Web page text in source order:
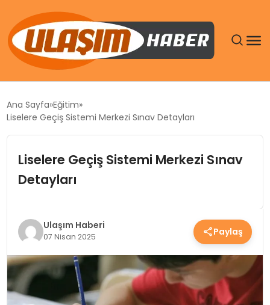
DÜNYA
EKONOMI
SPOR
TEKNOLOJI
SAĞLIK
Ana Sayfa Eğitim
Liselere Geçiş Sistemi Merkezi Sınav Detayları
Liselere Geçiş Sistemi Merkezi Sınav
Detayları
Ulaşım Haberi
07 Nisan 2025 Paylaş